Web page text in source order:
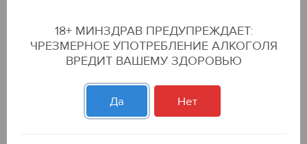
CARIBBEAN RUM SPICED GOLD" 0,5л. 40%
589.99 р
ДОБАВИТЬ В КОРЗИНУ
18+ МИНЗДРАВ ПРЕДУПРЕЖДАЕТ:
ЧРЕЗМЕРНОЕ УПОТРЕБЛЕНИЕ АЛКОГОЛЯ
ВРЕДИТ ВАШЕМУ ЗДОРОВЬЮ
Да Нет